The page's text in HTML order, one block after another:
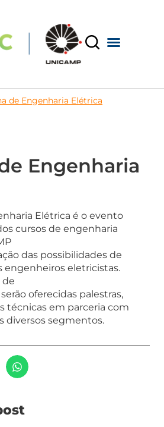
de Engenharia Elétrica
Engenharia
Elétrica é o evento
cursos de engenharia
das possibilidades de
engenheiros eletricistas.
de
oferecidas palestras,
técnicas em parceria com
diversos segmentos.